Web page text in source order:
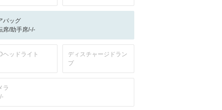
バッグ
席/助手席/-/-
ヘッドライト
ディスチャージドラン
プ
ラ